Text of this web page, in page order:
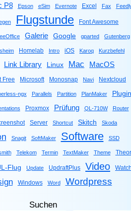
P8 Epson eSim Evernote Excel Fax
Flugstunde Font Awesome
Galerie Google gparted Gutenberg
Homelab Intro iOS Karoq Kurzbefehl
Link Library Linux Mac MacOS
Free Microsoft Monosnap Navi Nextcloud
ngx Parallels Partition PlanMaker Plugin
Proxmox Prüfung QL-710W Router
Server Shortcut Skitch Skoda
Snagit SoftMaker Software SSD
Telekom Termin TextMaker Theme
Flug Update UpdraftPlus Video
Windows Word Wordpress
Suchen